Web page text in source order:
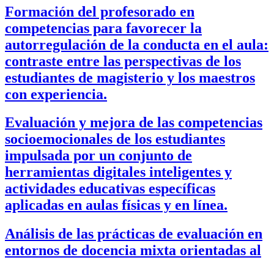
Formación del profesorado en
competencias para favorecer la
autorregulación de la conducta en el aula:
contraste entre las perspectivas de los
estudiantes de magisterio y los maestros
con experiencia.
Evaluación y mejora de las competencias
socioemocionales de los estudiantes
impulsada por un conjunto de
herramientas digitales inteligentes y
actividades educativas específicas
aplicadas en aulas físicas y en línea.
Análisis de las prácticas de evaluación en
entornos de docencia mixta orientadas al